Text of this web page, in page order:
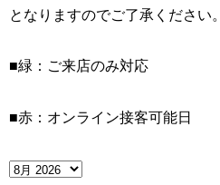
となりますのでご了承ください。
■緑：ご来店のみ対応
■赤：オンライン接客可能日